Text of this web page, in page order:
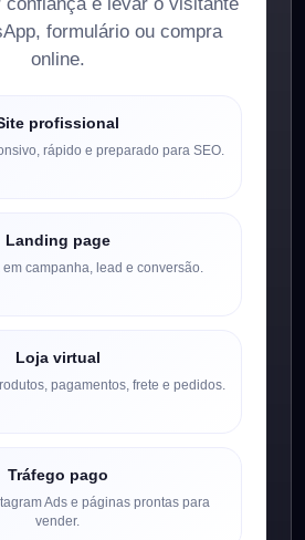
formulário ou compra
online.
profissional
rápido e preparado para SEO.
Landing page
campanha, lead e conversão.
Loja virtual
pagamentos, frete e pedidos.
Tráfego pago
Ads e páginas prontas para
vender.